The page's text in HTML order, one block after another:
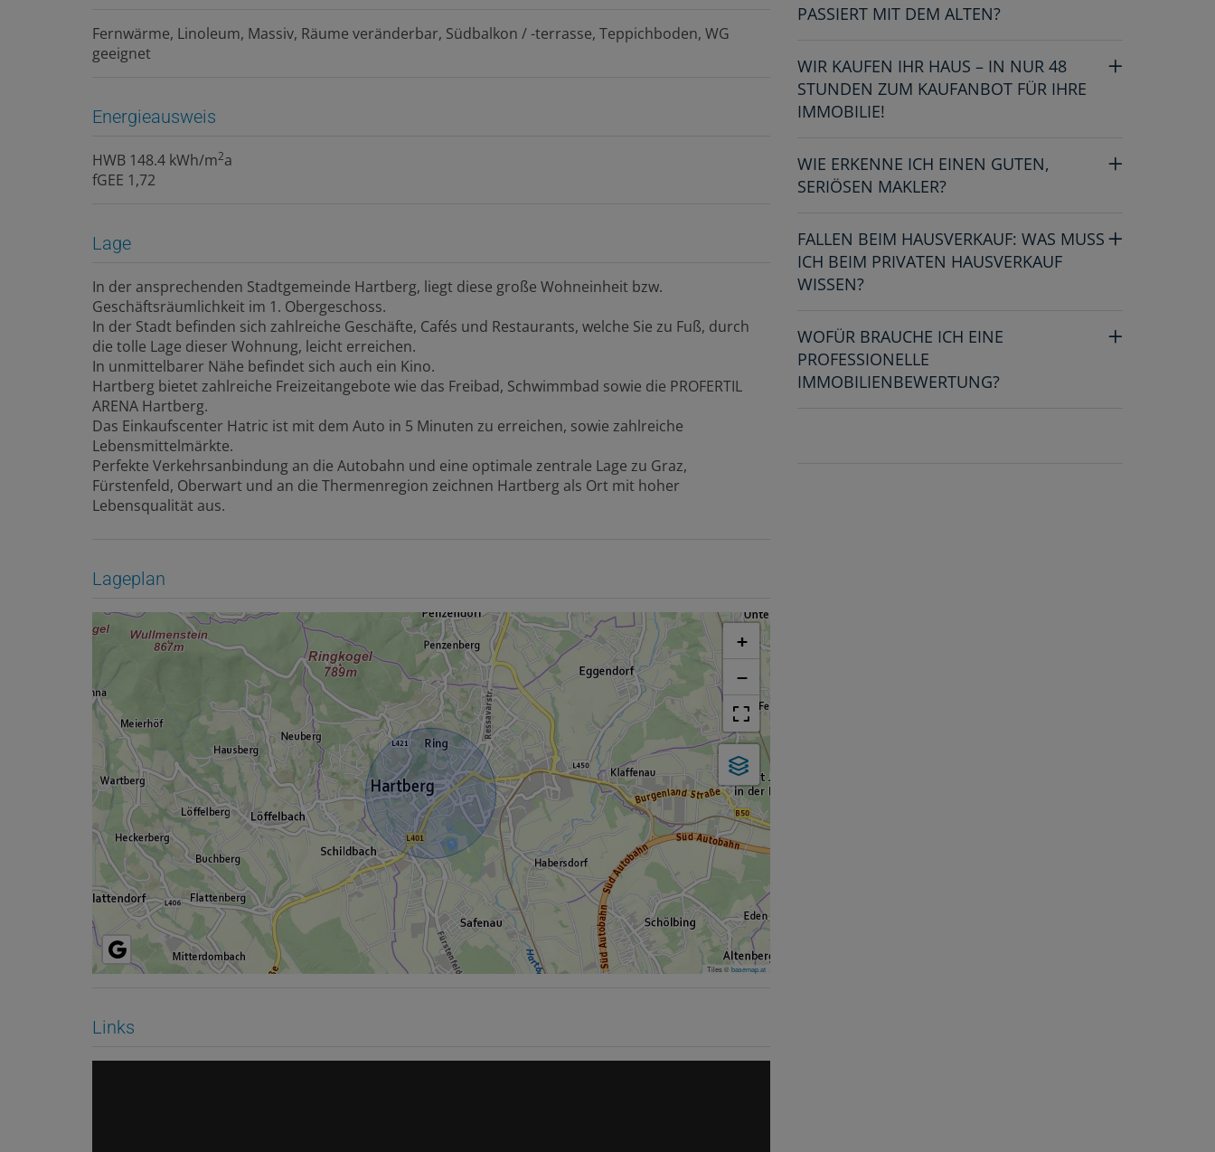
Fernwärme Linoleum Massiv Räume veränderbar Südbalkon / -terrasse Teppichboden WG
geeignet
Energieausweis
HWB 148.4 kWh/m2a
fGEE 1,72
Lage
In der ansprechenden Stadtgemeinde Hartberg, liegt diese große Wohneinheit bzw.
Geschäftsräumlichkeit im 1. Obergeschoss.
In der Stadt befinden sich zahlreiche Geschäfte, Cafés und Restaurants, welche Sie zu Fuß, durch
die tolle Lage dieser Wohnung, leicht erreichen.
In unmittelbarer Nähe befindet sich auch ein Kino.
Hartberg bietet zahlreiche Freizeitangebote wie das Freibad, Schwimmbad sowie die PROFERTIL
ARENA Hartberg.
Das Einkaufscenter Hatric ist mit dem Auto in 5 Minuten zu erreichen, sowie zahlreiche
Lebensmittelmärkte.
Perfekte Verkehrsanbindung an die Autobahn und eine optimale zentrale Lage zu Graz,
Fürstenfeld, Oberwart und an die Thermenregion zeichnen Hartberg als Ort mit hoher
Lebensqualität aus.
Lageplan
+
−
Tiles ©basemap.at
Links
PASSIERT MIT DEM ALTEN?
WIR KAUFEN IHR HAUS – IN NUR 48
STUNDEN ZUM KAUFANBOT FÜR IHRE
IMMOBILIE!
WIE ERKENNE ICH EINEN GUTEN,
SERIÖSEN MAKLER?
FALLEN BEIM HAUSVERKAUF: WAS MUSS
ICH BEIM PRIVATEN HAUSVERKAUF
WISSEN?
WOFÜR BRAUCHE ICH EINE
PROFESSIONELLE
IMMOBILIENBEWERTUNG?